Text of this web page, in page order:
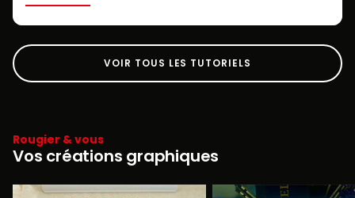
VOIR TOUS LES TUTORIELS
Rougier & vous
Vos créations graphiques